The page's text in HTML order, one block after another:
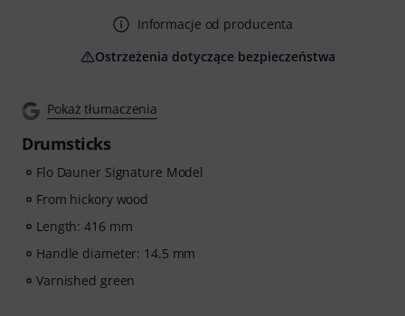
Pokaż tłumaczenia
Drumsticks
Flo Dauner Signature Model
From hickory wood
Length: 416 mm
Handle diameter: 14.5 mm
Varnished green
Informacje od producenta
Ostrzeżenia dotyczące bezpieczeństwa